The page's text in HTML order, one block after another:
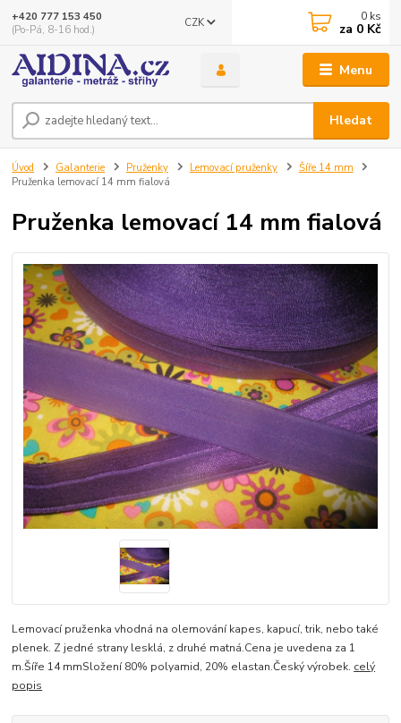
Menu
CZK
Hledat
+420 777 153 450
(Po-Pá, 8-16 hod.)
0 ks
za 0 Kč
Úvod Galanterie Pruženky Lemovací pruženky
Šíře 14 mm
Pruženka lemovací 14 mm fialová
Pruženka lemovací 14 mm fialová
Lemovací pruženka vhodná na olemování kapes, kapucí, trik, nebo také
plenek. Z jedné strany lesklá, z druhé matná.Cena je uvedena za 1
m.Šíře 14 mmSložení 80% polyamid, 20% elastan.Český výrobek. celý
popis